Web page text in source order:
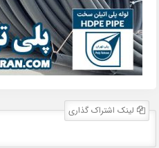
لینک اشتراک گذاری